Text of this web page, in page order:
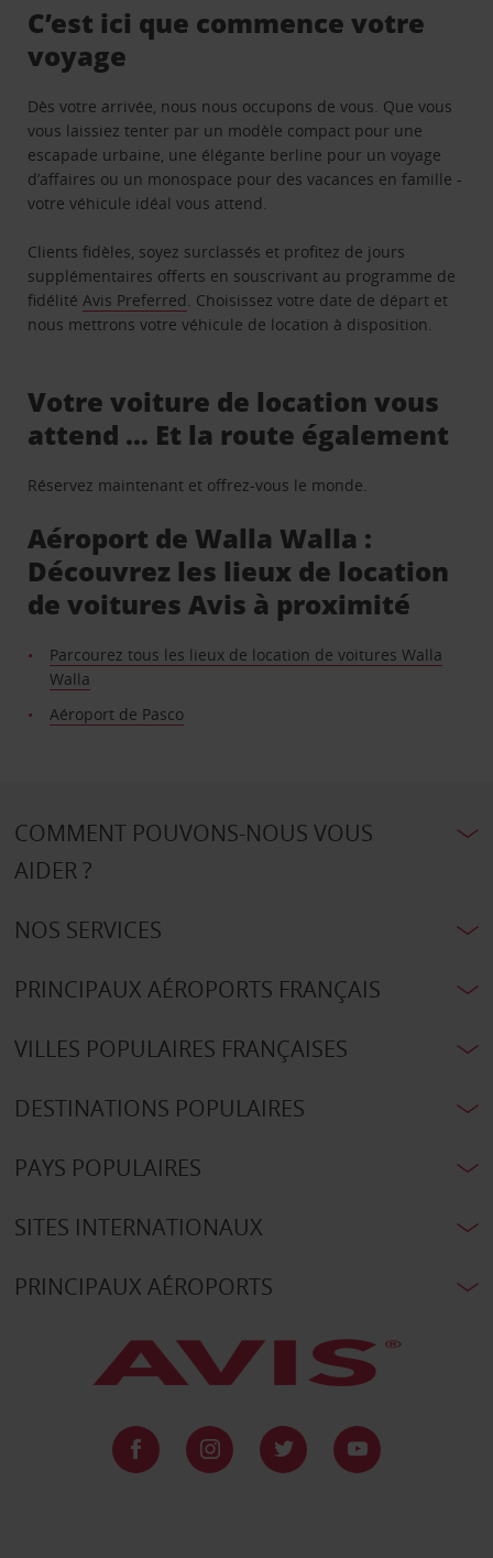
C’est ici que commence votre
voyage
Dès votre arrivée, nous nous occupons de vous. Que vous
vous laissiez tenter par un modèle compact pour une
escapade urbaine, une élégante berline pour un voyage
d’affaires ou un monospace pour des vacances en famille -
votre véhicule idéal vous attend.
Clients fidèles, soyez surclassés et profitez de jours
supplémentaires offerts en souscrivant au programme de
fidélitéAvis Preferred. Choisissez votre date de départ et
nous mettrons votre véhicule de location à disposition.
Votre voiture de location vous
attend … Et la route également
Réservez maintenant et offrez-vous le monde.
Aéroport de Walla Walla :
Découvrez les lieux de location
de voitures Avis à proximité
Parcourez tous les lieux de location de voitures Walla
Walla
Aéroport de Pasco
COMMENT POUVONS-NOUS VOUS
AIDER ?
NOS SERVICES
PRINCIPAUX AÉROPORTS FRANÇAIS
VILLES POPULAIRES FRANÇAISES
DESTINATIONS POPULAIRES
PAYS POPULAIRES
SITES INTERNATIONAUX
PRINCIPAUX AÉROPORTS